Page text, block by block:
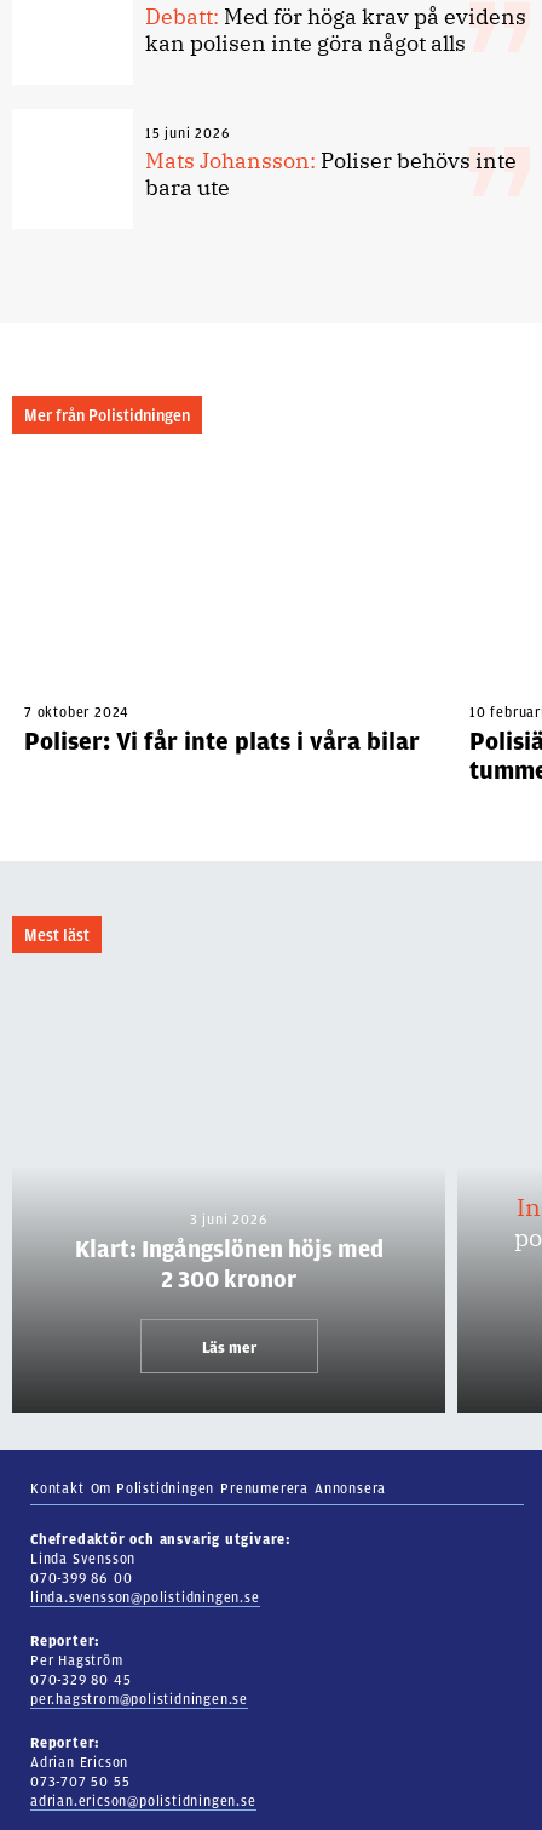
Debatt: Med för höga krav på evidens
kan polisen inte göra något alls
15 juni 2026
Mats Johansson: Poliser behövs inte
bara ute
Mer från Polistidningen
7 oktober 2024
Poliser: Vi får inte plats i våra bilar
10
Mest läst
3 juni 2026
Klart: Ingångslönen höjs med
2 300 kronor
Läs mer
Kontakt Om Polistidningen Prenumerera Annonsera
Chefredaktör och ansvarig utgivare:
Linda Svensson
070-399 86 00
linda.svensson@polistidningen.se
Reporter:
Per Hagström
070-329 80 45
per.hagstrom@polistidningen.se
Reporter:
Adrian Ericson
073-707 50 55
adrian.ericson@polistidningen.se